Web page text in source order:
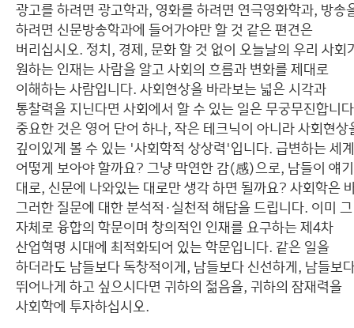
광고를 하려면 광고학과, 영화를 하려면 연극영화학과, 방송
하려면 신문방송학과에 들어가야만 할 것 같은 편견은
버리십시오. 정치, 경제, 문화 할 것 없이 오늘날의 우리 사회
원하는 인재는 사람을 알고 사회의 흐름과 변화를 제대로
이해하는 사람입니다. 사회현상을 바라보는 넓은 시각과
통찰력을 지닌다면 사회에서 할 수 있는 일은 무궁무진합니
중요한 것은 영어 단어 하나, 작은 테크닉이 아니라 사회현상
깊이있게 볼 수 있는 '사회학적 상상력'입니다. 급변하는 세
어떻게 보아야 할까요? 그냥 막연한 감(感)으로, 남들이 얘
대로, 신문에 나와있는 대로만 생각 하면 될까요? 사회학은
그러한 질문에 대한 분석적·실천적 해답을 드립니다. 이미 그
자체로 융합의 학문이며 창의적인 인재를 요구하는 제4차
산업혁명 시대에 최적화되어 있는 학문입니다. 같은 일을
하더라도 남들보다 독창적이게, 남들보다 신선하게, 남들보
뛰어나게 하고 싶으시다면 귀하의 젊음을, 귀하의 잠재력을
사회학에 투자하십시오.